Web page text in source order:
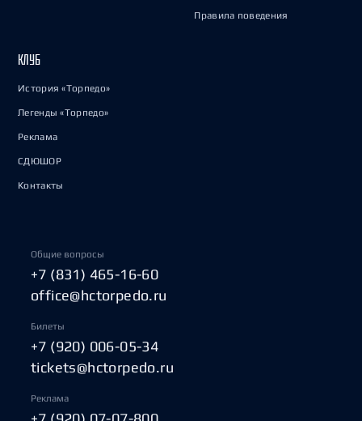
Правила поведения
КЛУБ
История «Торпедо»
Легенды «Торпедо»
Реклама
СДЮШОР
Контакты
Общие вопросы
+7 (831) 465-16-60
office@hctorpedo.ru
Билеты
+7 (920) 006-05-34
tickets@hctorpedo.ru
Реклама